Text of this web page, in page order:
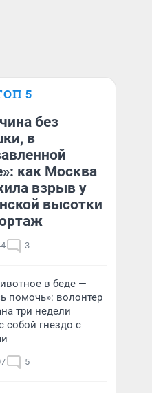
5
без
в
как Москва
взрыв у
высотки
3
в беде —
помочь»: волонтер
три недели
собой гнездо с
5